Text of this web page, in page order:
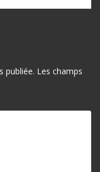
publiée. Les champs